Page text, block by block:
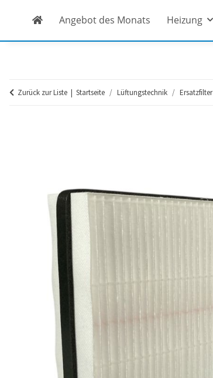
Angebot des Monats Heizung
Zurück zur Liste Startseite Lüftungstechnik Ersatzfilter